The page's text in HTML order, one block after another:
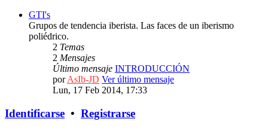
GTI's
Grupos de tendencia iberista. Las faces de un iberismo
poliédrico.
2 Temas
2 Mensajes
Último mensaje INTRODUCCIÓN
porAsIb-JD Ver último mensaje
Lun, 17 Feb 2014, 17:33
Identificarse • Registrarse